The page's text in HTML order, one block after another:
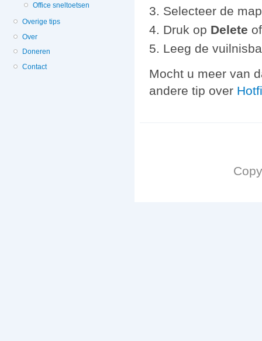
Office sneltoetsen
Overige tips
Over
Doneren
Contact
Selecteer de
Druk op Delete
Leeg de
Mocht u meer van
andere tip over